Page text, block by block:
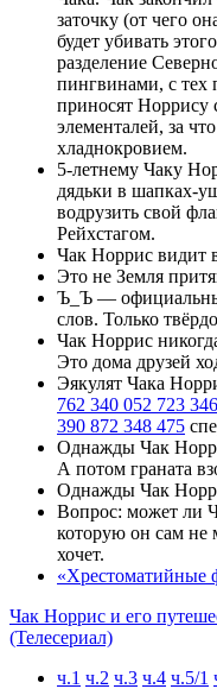
заточку (от чего
будет убивать
разделение
пингвинами, с
приносят Норрису
элементалей, за
хладнокровием.
5-летнему Чаку
дядьки в шапках-
водрузить свой
Рейхстагом.
Чак Норрис видит
Это не Земля
Ъ_Ъ —
слов. Только
Чак Норрис
Это дома друзей
Эякулят Чака
762 340 052 723
390 872 348 475
Однажды Чак
А потом граната
Однажды Чак
Вопрос: может ли
которую он сам не
хочет.
«Хрестоматийные
Чак Норрис и его
(Телесериал)
ч.1 ч.2 ч.3 ч.4 ч.5/1